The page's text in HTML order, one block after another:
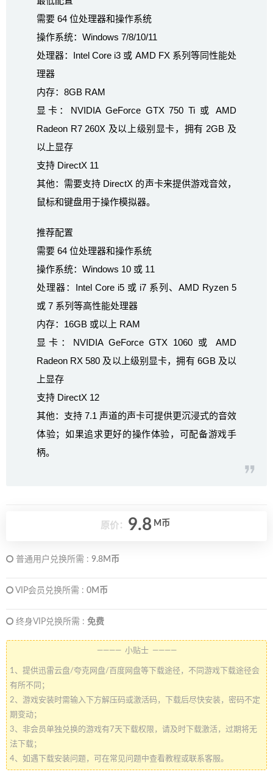
需要 64 位处理器和操作系统
操作系统：Windows 7/8/10/11
处理器：Intel Core i3 或 AMD FX 系列等同性能处
理器
内存：8GB RAM
显卡：NVIDIA GeForce GTX 750 Ti 或 AMD
Radeon R7 260X 及以上级别显卡，拥有 2GB 及
以上显存
支持 DirectX 11
其他：需要支持 DirectX 的声卡来提供游戏音效，
鼠标和键盘用于操作模拟器。
推荐配置
需要 64 位处理器和操作系统
操作系统：Windows 10 或 11
处理器：Intel Core i5 或 i7 系列、AMD Ryzen 5
或 7 系列等高性能处理器
内存：16GB 或以上 RAM
显卡：NVIDIA GeForce GTX 1060 或 AMD
Radeon RX 580 及以上级别显卡，拥有 6GB 及以
上显存
支持 DirectX 12
其他：支持 7.1 声道的声卡可提供更沉浸式的音效
体验；如果追求更好的操作体验，可配备游戏手
柄。
原价： 9.8 M币
普通用户兑换所需 : 9.8M币
VIP会员兑换所需 : 0M币
终身VIP兑换所需 : 免费
———— 小贴士 ————
1、提供迅雷云盘/夸克网盘/百度网盘等下载途径，不同游戏下载途径会
有所不同；
2、游戏安装时需输入下方解压码或激活码，下载后尽快安装，密码不定
期变动；
3、非会员单独兑换的游戏有7天下载权限，请及时下载激活，过期将无
法下载；
4、如遇下载安装问题，可在常见问题中查看教程或联系客服。